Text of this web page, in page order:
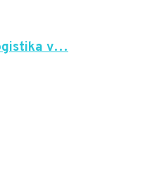
v…